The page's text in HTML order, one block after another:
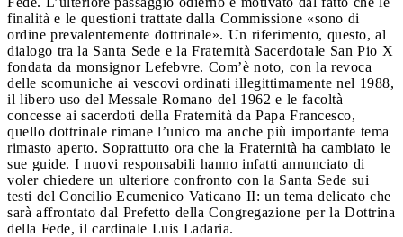
finalità e le questioni trattate dalla Commissione «sono di
ordine prevalentemente dottrinale». Un riferimento, questo, al
dialogo tra la Santa Sede e la Fraternità Sacerdotale San Pio X
fondata da monsignor Lefebvre. Com’è noto, con la revoca
delle scomuniche ai vescovi ordinati illegittimamente nel 1988,
il libero uso del Messale Romano del 1962 e le facoltà
concesse ai sacerdoti della Fraternità da Papa Francesco,
quello dottrinale rimane l’unico ma anche più importante tema
rimasto aperto. Soprattutto ora che la Fraternità ha cambiato le
sue guide. I nuovi responsabili hanno infatti annunciato di
voler chiedere un ulteriore confronto con la Santa Sede sui
testi del Concilio Ecumenico Vaticano II: un tema delicato che
sarà affrontato dal Prefetto della Congregazione per la Dottrina
della Fede, il cardinale Luis Ladaria.